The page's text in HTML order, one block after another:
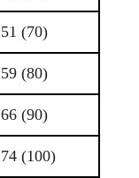
51 (70)
59 (80)
66 (90)
74 (100)